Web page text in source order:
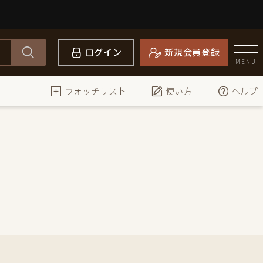
ログイン 新規会員登録
MENU
ウォッチリスト 使い方 ヘルプ